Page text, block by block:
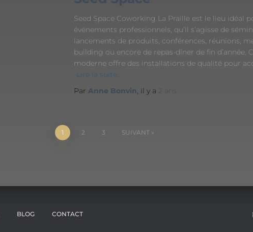
Seed Space Coworking La Praille est le lieu idéal
événements professionnels, qu’il s’agisse de
lancements de produits, conférences, réunions,
building ou encore de repas-dîner de fin d’année.
moderne offre des installations de qualité pour
Lire la suite…
Par Anne Bonvin, il y a 2 ans
1 2 3 SUIVANT
BLOG CONTACT